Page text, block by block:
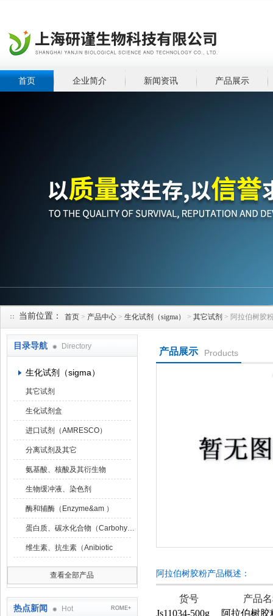
首页 企业简介 新闻资讯 产品展示
当前位置： 首页 > 产品中心 > 生化试剂（sigma） > 其它试剂 > 阿拉伯树胶
目录导航 Directory
生化试剂（sigma）
其它试剂
生化试剂盒
进口试剂（AMRESCO）
分离试剂及其它
氨基酸、核酸及其衍生物
生物缓冲液、染色剂
酶和辅酶（Enzyme&am ）
蛋白质、碳水化合物（Carbohydrat）
维生素、抗生素（Anibiotic
查看全部产品
热点新闻 Hot ROME+
产品展示 Products
阿拉伯树胶粉产品概述：
货号
产品
Js11034-500g
阿拉伯树胶